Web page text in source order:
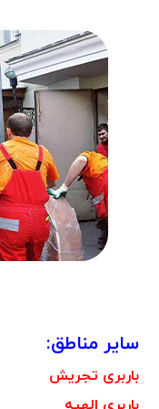
سایر مناطق:
باربری تجریش